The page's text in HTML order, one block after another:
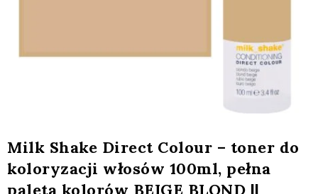
Milk Shake Direct Colour – toner do
koloryzacji włosów 100ml, pełna
paleta kolorów BEIGE BLOND ||